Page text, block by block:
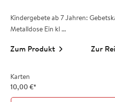
Kindergebete ab 7 Jahren:
Metalldose Ein kl ...
Zum Produkt Zur
Karten
10,00 €*